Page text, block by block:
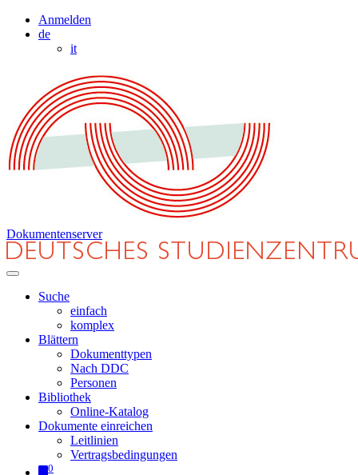
Anmelden
de
it
Dokumentenserver
Suche
einfach
komplex
Blättern
Dokumenttypen
Nach DDC
Personen
Bibliothek
Online-Katalog
Dokumente einreichen
Leitlinien
Vertragsbedingungen
0